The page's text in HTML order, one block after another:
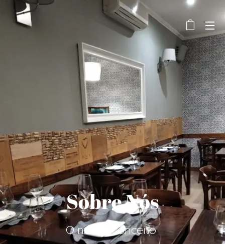
Sobre Nós
O nosso conceito